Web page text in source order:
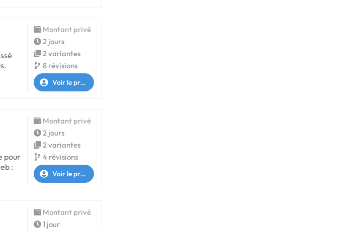
Montant privé
2 jours
2 variantes
8 révisions
Voir le profil
pour
:
Montant privé
2 jours
2 variantes
4 révisions
Voir le profil
Montant privé
1 jour